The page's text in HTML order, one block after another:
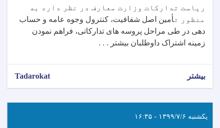
ریاست تدارکات وزارت معارف در نظر دارد به
منظور تأمین اصل شفافیت، کنترول وجوه عامه و حساب
دهی در طی مراحل پروسه های تدارکاتی، فراهم نمودن
زمینه اشتراک داوطلبان بیشتر . . .
بیشتر Tadarokat
یکشنبه ۱۳۹۹/۷/۶ - ۱۶:۳۵